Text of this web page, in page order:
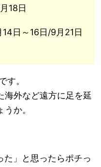
18日
14日～16日/9月21日
す。
海外など遠方に足を延
か。
」と思ったらポチっ